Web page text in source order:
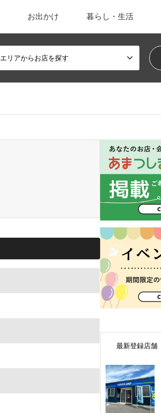
お出かけ 暮らし・生活
エリアからお店を探す
最新登録店舗